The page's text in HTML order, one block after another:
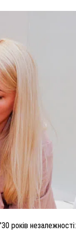
років незалежності:
НА ВІЙНІ,